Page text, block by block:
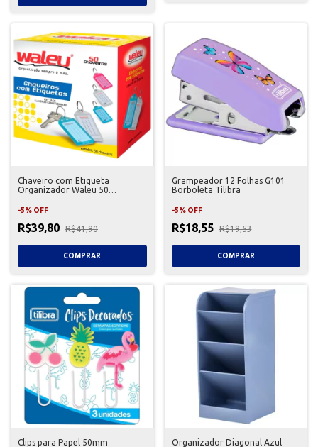
Chaveiro com Etiqueta
Organizador Waleu 50
-5% OFF
R$39,80 R$41,90
Grampeador 12 Folhas G101
Borboleta Tilibra
-5% OFF
R$18,55 R$19,53
Clips para Papel 50mm
Organizador Diagonal Azul